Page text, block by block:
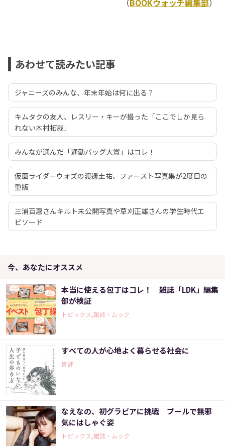
（BOOKウォッチ編集部）
あわせて読みたい記事
ジャニーズのみんな、年末年始は何に出る？
キムタクの友人、レスリー・キーが撮った「ここでしか見ら
れない木村拓哉」
みんなが選んだ「通勤バッグ大賞」はコレ！
仮面ライダーウォズの渡邊圭祐、ファースト写真集が2度目の
重版
三浦百惠さんキルト未公開写真や草刈正雄さんの学生時代エ
ピソード
今、あなたにオススメ
本当に使える包丁はコレ！ 雑誌「LDK」編集
部が検証
トピックス,雑誌・ムック
すべての人が心地よく暮らせる社会に
書評
なえなの、初グラビアに挑戦 プールで無邪
気にはしゃぐ姿
トピックス,雑誌・ムック